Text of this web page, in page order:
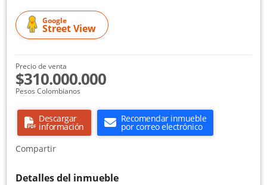
Google
Street View
Precio de venta
$310.000.000
Pesos Colombianos
Descargar
información
Recomendar inmueble
por correo electrónico
Compartir
Detalles del inmueble